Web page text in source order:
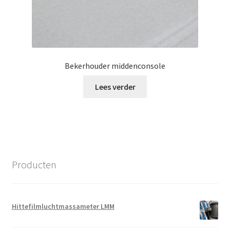
Bekerhouder middenconsole
Lees verder
Producten
Hittefilmluchtmassameter LMM